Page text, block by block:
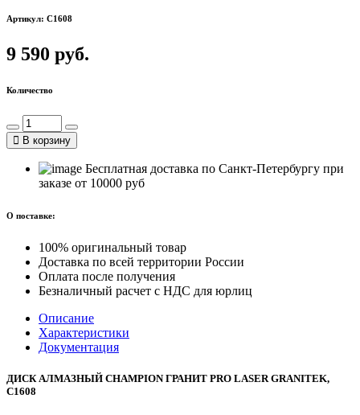
Артикул: C1608
9 590 руб.
Количество
В корзину
Бесплатная доставка по Санкт-Петербургу при
заказе от 10000 руб
О поставке:
100% оригинальный товар
Доставка по всей территории России
Оплата после получения
Безналичный расчет с НДС для юрлиц
Описание
Характеристики
Документация
ДИСК АЛМАЗНЫЙ CHAMPION ГРАНИТ PRO LASER GRANITEK,
С1608